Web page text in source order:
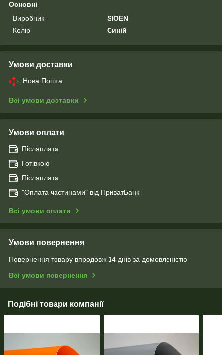
Основні
Виробник
SIOEN
Колір
Синій
Умови доставки
Нова Пошта
Всі умови доставки
Умови оплати
Післяплата
Готівкою
Післяплата
"Оплата чаcтинами" від ПриватБанк
Всі умови оплати
Умови повернення
Повернення товару впродовж 14 днів за домовленістю
Всі умови повернення
Подібні товари компанії